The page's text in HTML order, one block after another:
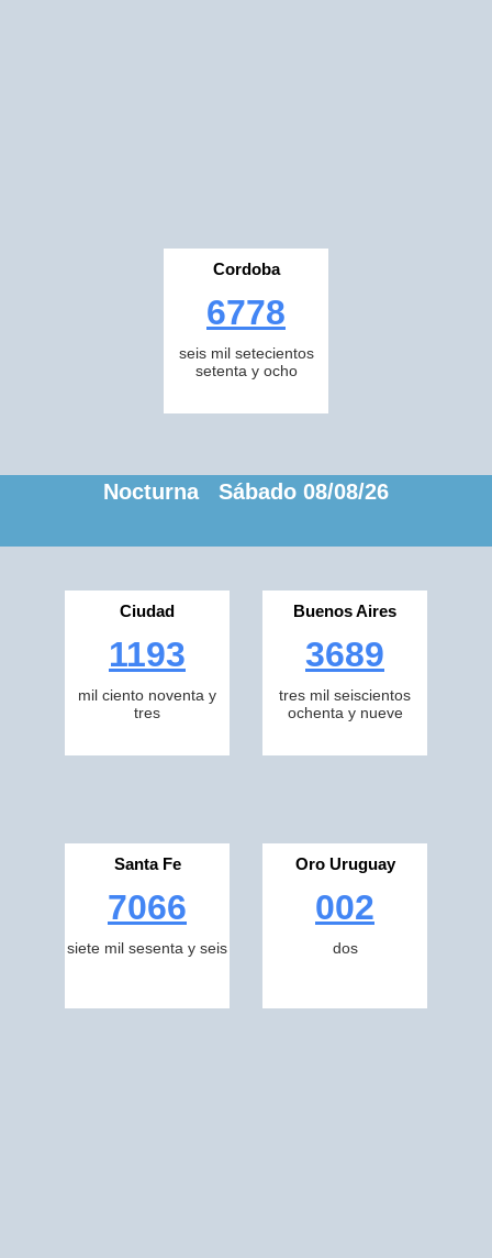
Cordoba
6778
seis mil setecientos
setenta y ocho
Nocturna Sábado 08/08/26
Ciudad
1193
mil ciento noventa y
tres
Buenos Aires
3689
tres mil seiscientos
ochenta y nueve
Santa Fe
7066
siete mil sesenta y seis
Oro Uruguay
002
dos